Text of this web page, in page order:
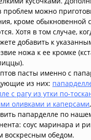
проблем можно
кроме
Хотя в том случае,
добавить к
ножа к ее кромке
пасты именно с
из них:
с рагу из утки по-
оливками и каперсами
папарделле по
соус маринара и
воскресным обедом.